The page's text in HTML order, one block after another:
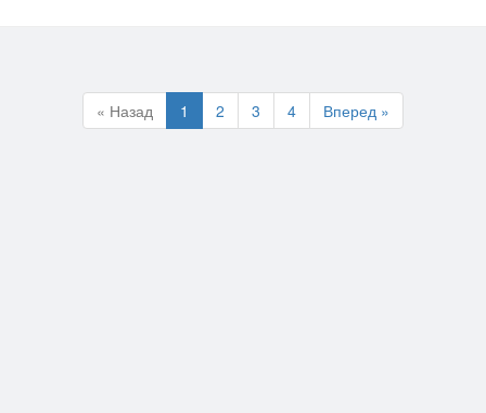
« Назад 1 2 3 4 Вперед »